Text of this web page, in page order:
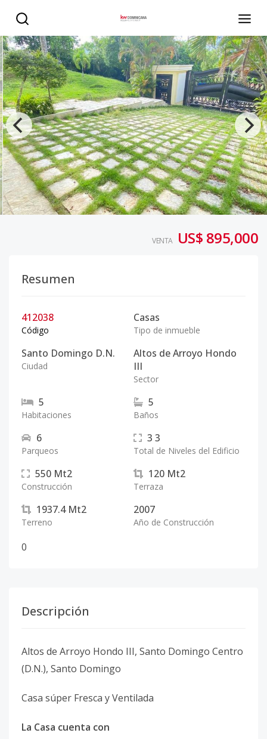
VENTA US$ 895,000
Resumen
412038
Código
Casas
Tipo de inmueble
Santo Domingo D.N.
Ciudad
Altos de Arroyo Hondo
III
Sector
5
Habitaciones
5
Baños
6
Parqueos
3 3
Total de Niveles del Edificio
550 Mt2
Construcción
120 Mt2
Terraza
1937.4 Mt2
Terreno
2007
Año de Construcción
0
Descripción
Altos de Arroyo Hondo III, Santo Domingo Centro
(D.N.), Santo Domingo
Casa súper Fresca y Ventilada
La Casa cuenta con